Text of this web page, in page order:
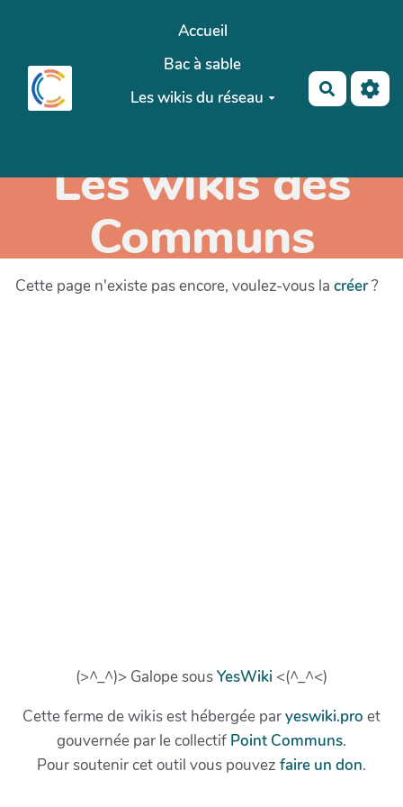
Aller au contenu principalAccueil
Bac à sable
Les wikis du réseau
Les wikis des
Communs
Cette page n'existe pas encore, voulez-vous la créer?
(>^_^)> Galope sousYesWiki <(^_^<)
Cette ferme de wikis est hébergée paryeswiki.pro et
gouvernée par le collectif Point Communs.
Pour soutenir cet outil vous pouvez faire un don.